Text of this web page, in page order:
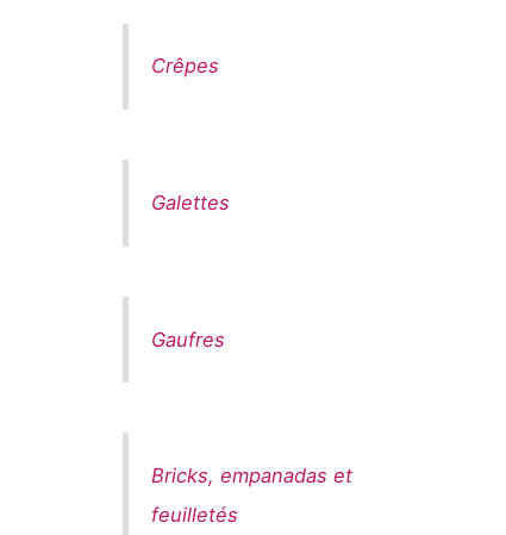
Crêpes
Galettes
Gaufres
Bricks, empanadas et
feuilletés